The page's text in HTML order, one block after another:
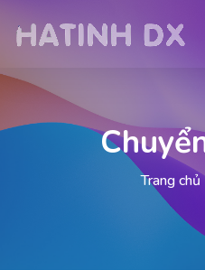
Trang chủ